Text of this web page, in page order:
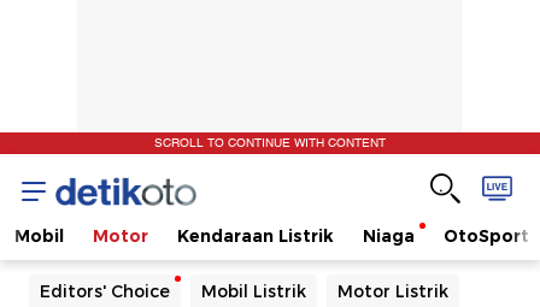
SCROLL TO CONTINUE WITH CONTENT
Mobil Motor Kendaraan Listrik Niaga OtoSport
Editors' Choice Mobil Listrik Motor Listrik